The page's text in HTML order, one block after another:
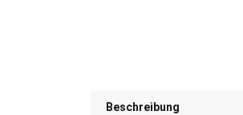
Beschreibung